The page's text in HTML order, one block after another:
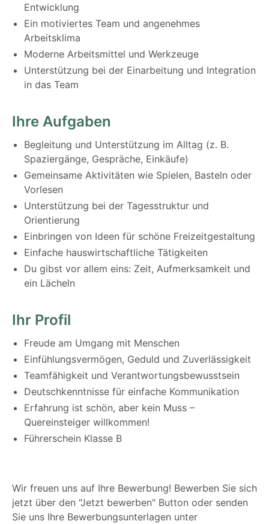
Entwicklung
Ein motiviertes Team und angenehmes
Arbeitsklima
Moderne Arbeitsmittel und Werkzeuge
Unterstützung bei der Einarbeitung und Integration
in das Team
Ihre Aufgaben
Begleitung und Unterstützung im Alltag (z. B.
Spaziergänge, Gespräche, Einkäufe)
Gemeinsame Aktivitäten wie Spielen, Basteln oder
Vorlesen
Unterstützung bei der Tagesstruktur und
Orientierung
Einbringen von Ideen für schöne Freizeitgestaltung
Einfache hauswirtschaftliche Tätigkeiten
Du gibst vor allem eins: Zeit, Aufmerksamkeit und
ein Lächeln
Ihr Profil
Freude am Umgang mit Menschen
Einfühlungsvermögen, Geduld und Zuverlässigkeit
Teamfähigkeit und Verantwortungsbewusstsein
Deutschkenntnisse für einfache Kommunikation
Erfahrung ist schön, aber kein Muss –
Quereinsteiger willkommen!
Führerschein Klasse B
Wir freuen uns auf Ihre Bewerbung! Bewerben Sie sich
jetzt über den "Jetzt bewerben" Button oder senden
Sie uns Ihre Bewerbungsunterlagen unter